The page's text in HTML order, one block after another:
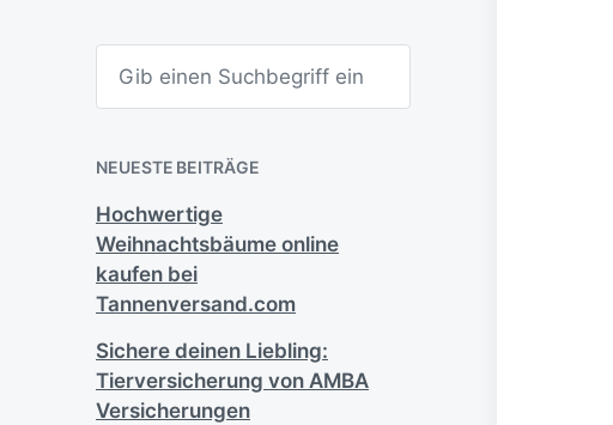
S
e
NEUESTE BEITRÄGE
Hochwertige
Weihnachtsbäume online
kaufen bei
Tannenversand.com
Sichere deinen Liebling:
Tierversicherung von AMBA
Versicherungen